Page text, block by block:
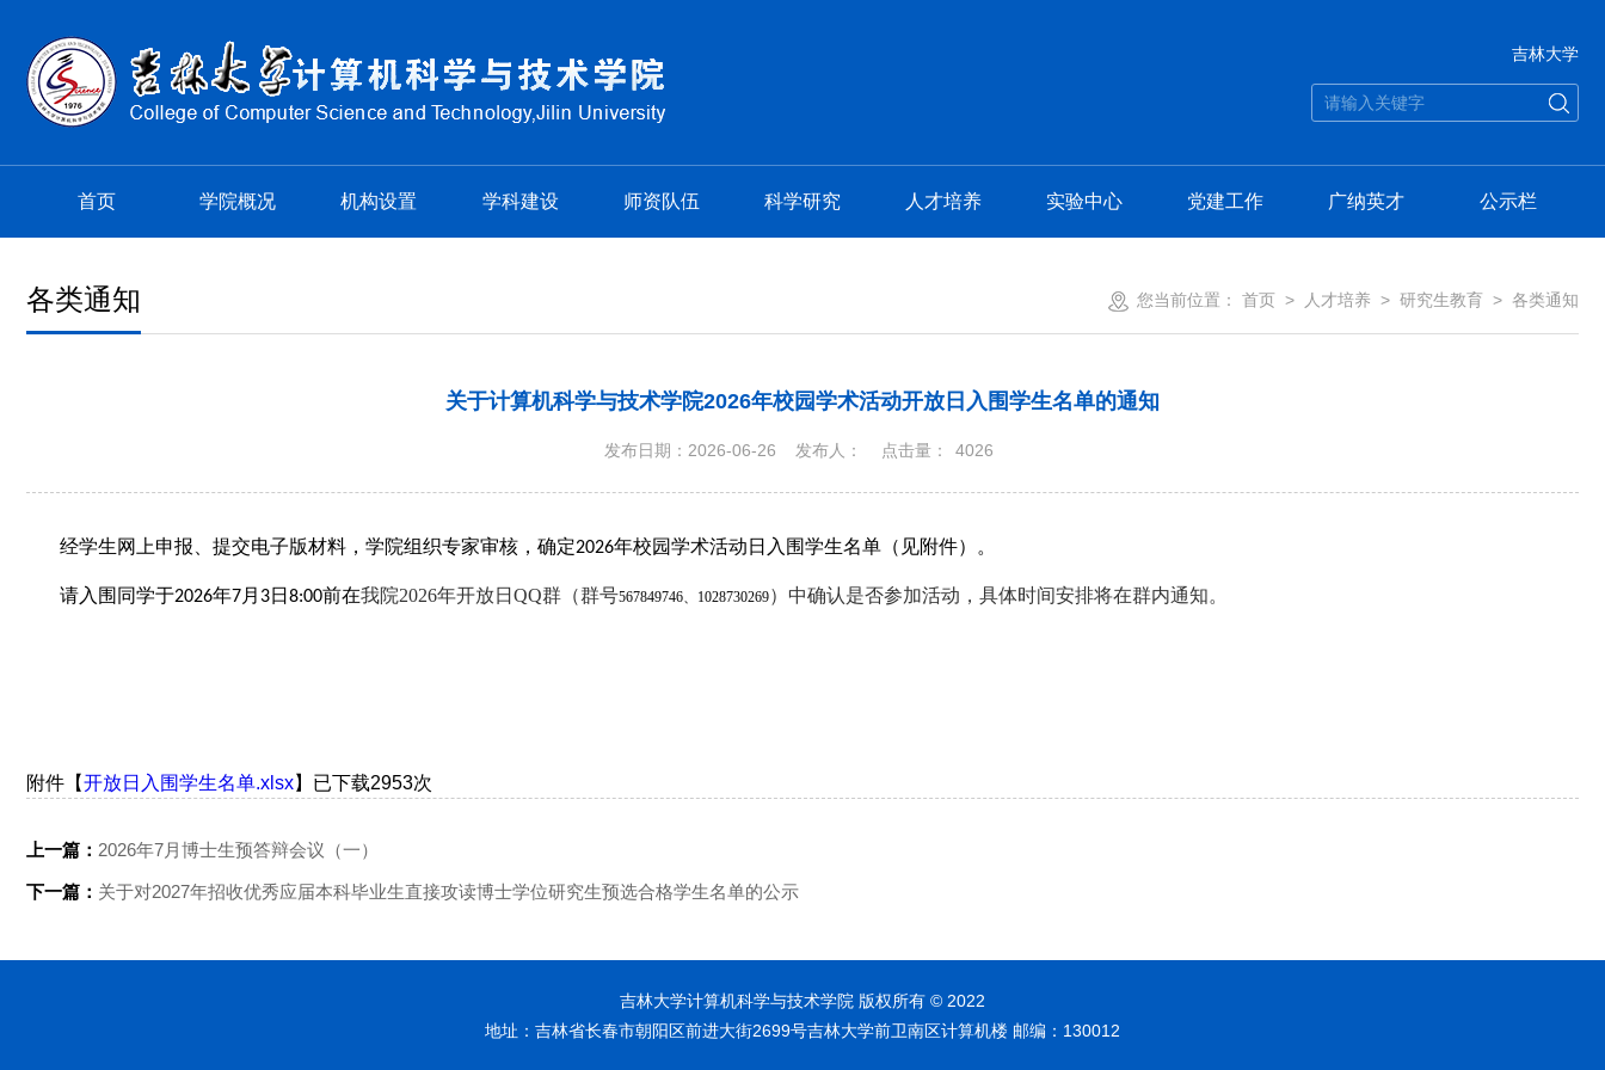
吉林大学
首页 学院概况 机构设置 学科建设 师资队伍 科学研究 人才培养 实验中心 党建工作 广纳英才 公示栏
您当前位置： 首页 > 人才培养 > 研究生教育 > 各类通知
各类通知
关于计算机科学与技术学院2026年校园学术活动开放日入围学生名单的通知
发布日期：2026-06-26 发布人： 点击量： 4026
经学生网上申报、提交电子版材料，学院组织专家审核，确定2026年校园学术活动日入围学生名单（见附件）。
请入围同学于2026年7月 3日 8:00前在我院2026年开放日 QQ群 （群号567849746、 1028730269） 中确认是否参加活动，具体时间安排将在群内通知。
附件【开放日入围学生名单.xlsx】已下载2953次
上一篇： 2026年7月博士生预答辩会议（一）
下一篇： 关于对2027年招收优秀应届本科毕业生直接攻读博士学位研究生预选合格学生名单的公示
吉林大学计算机科学与技术学院 版权所有 © 2022
地址：吉林省长春市朝阳区前进大街2699号吉林大学前卫南区计算机楼 邮编：130012